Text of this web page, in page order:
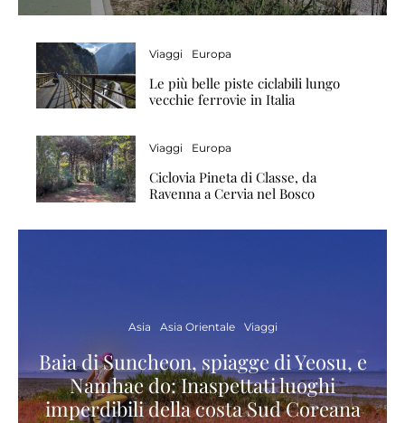
Viaggi Europa
Le più belle piste ciclabili lungo
vecchie ferrovie in Italia
Viaggi Europa
Ciclovia Pineta di Classe, da
Ravenna a Cervia nel Bosco
Asia Asia Orientale Viaggi
Baia di Suncheon, spiagge di Yeosu, e
Namhae do: Inaspettati luoghi
imperdibili della costa Sud Coreana